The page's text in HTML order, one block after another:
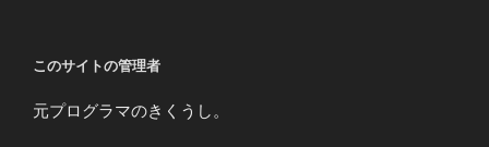
このサイトの管理者
元プログラマのきくうし。